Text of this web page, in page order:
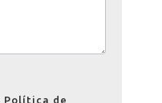
Política de